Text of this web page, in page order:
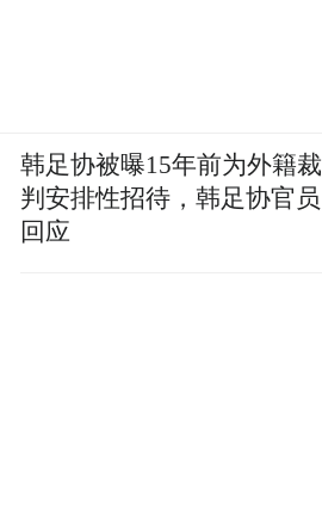
韩足协被曝15年前为外籍裁
判安排性招待，韩足协官员
回应